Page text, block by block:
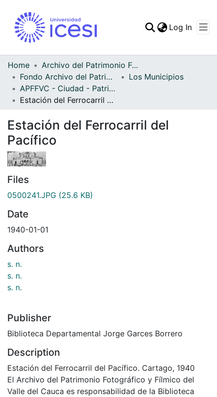
Statistics
Log In
Home
Archivo del Patrimonio Fotográfico y Fílmico del Valle del Cauca
Fondo Archivo del Patrimonio Fotográfico y Fílmico del Valle del Cauca
Los Municipios
APFFVC - Ciudad - Patrimonial
Estación del Ferrocarril del Pacífico
Estación del Ferrocarril del
Pacífico
Files
0500241.JPG (25.6 KB)
Date
1940-01-01
Authors
s. n.
s. n.
s. n.
Publisher
Biblioteca Departamental Jorge Garces Borrero
Description
Estación del Ferrocarril del Pacífico. Cartago, 1940
El Archivo del Patrimonio Fotográfico y Fílmico del
Valle del Cauca es responsabilidad de la Biblioteca